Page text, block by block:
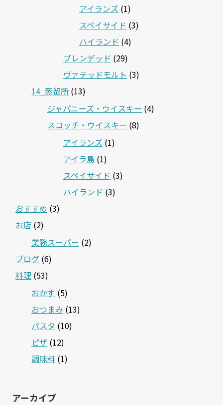
アイランズ (1)
スペイサイド (3)
ハイランド (4)
ブレンデッド (29)
ヴァテッドモルト (3)
14_蒸留所 (13)
ジャパニーズ・ウイスキー (4)
スコッチ・ウイスキー (8)
アイランズ (1)
アイラ島 (1)
スペイサイド (3)
ハイランド (3)
おすすめ (3)
お店 (2)
業務スーパー (2)
ブログ (6)
料理 (53)
おかず (5)
おつまみ (13)
パスタ (10)
ピザ (12)
調味料 (1)
アーカイブ